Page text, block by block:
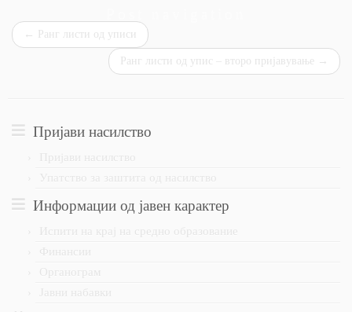
← Ранг листи од уписи
Ранг листи од упис – второ пријавување →
Пријави насилство
Упатство за заштита од насилство
Информации од јавен карактер
Испити на крај на средно образование
Финансии
Јавни набавки